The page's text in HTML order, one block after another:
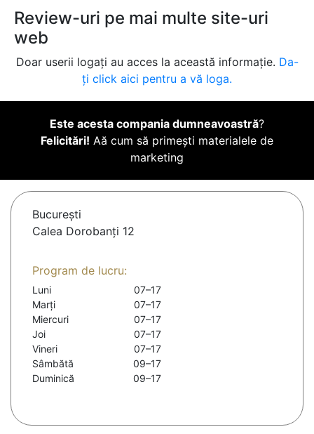
Review-uri pe mai multe site-uri
web
Doar userii logați au acces la această informație. Da-
ți click aici pentru a vă loga.
Este acesta compania dumneavoastră?
Felicitări! Aă cum să primești materialele de
marketing
Bucureşti
Calea Dorobanți 12
Program de lucru:
Luni
07–17
Marți
07–17
Miercuri
07–17
Joi
07–17
Vineri
07–17
Sâmbătă
09–17
Duminică
09–17